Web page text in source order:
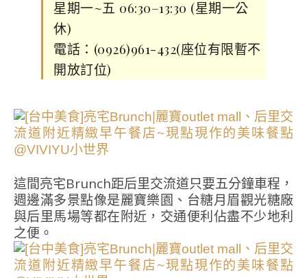
星期一~五 06:30–13:30 (星期一公
休)
電話：(0926)961-432(座位有限暫不
開放訂位)
這間亮宅Brunch距后里交流道只要五分鐘車程，
週邊滿多景點像是麗寶樂園、台糖月眉觀光糖廠
與后里馬場等都在附近，交通便利佔盡不少地利
之便。